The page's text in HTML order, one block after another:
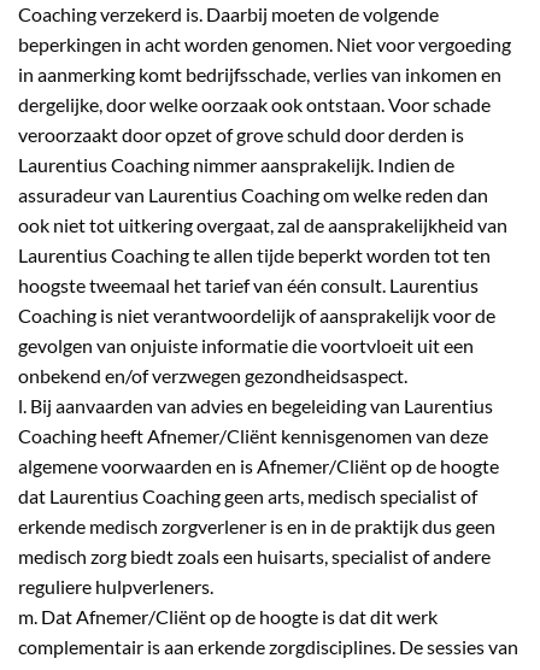
Coaching verzekerd is. Daarbij moeten de volgende
beperkingen in acht worden genomen. Niet voor vergoeding
in aanmerking komt bedrijfsschade, verlies van inkomen en
dergelijke, door welke oorzaak ook ontstaan. Voor schade
veroorzaakt door opzet of grove schuld door derden is
Laurentius Coaching nimmer aansprakelijk. Indien de
assuradeur van Laurentius Coaching om welke reden dan
ook niet tot uitkering overgaat, zal de aansprakelijkheid van
Laurentius Coaching te allen tijde beperkt worden tot ten
hoogste tweemaal het tarief van één consult. Laurentius
Coaching is niet verantwoordelijk of aansprakelijk voor de
gevolgen van onjuiste informatie die voortvloeit uit een
onbekend en/of verzwegen gezondheidsaspect.
l. Bij aanvaarden van advies en begeleiding van Laurentius
Coaching heeft Afnemer/Cliënt kennisgenomen van deze
algemene voorwaarden en is Afnemer/Cliënt op de hoogte
dat Laurentius Coaching geen arts, medisch specialist of
erkende medisch zorgverlener is en in de praktijk dus geen
medisch zorg biedt zoals een huisarts, specialist of andere
reguliere hulpverleners.
m. Dat Afnemer/Cliënt op de hoogte is dat dit werk
complementair is aan erkende zorgdisciplines. De sessies van